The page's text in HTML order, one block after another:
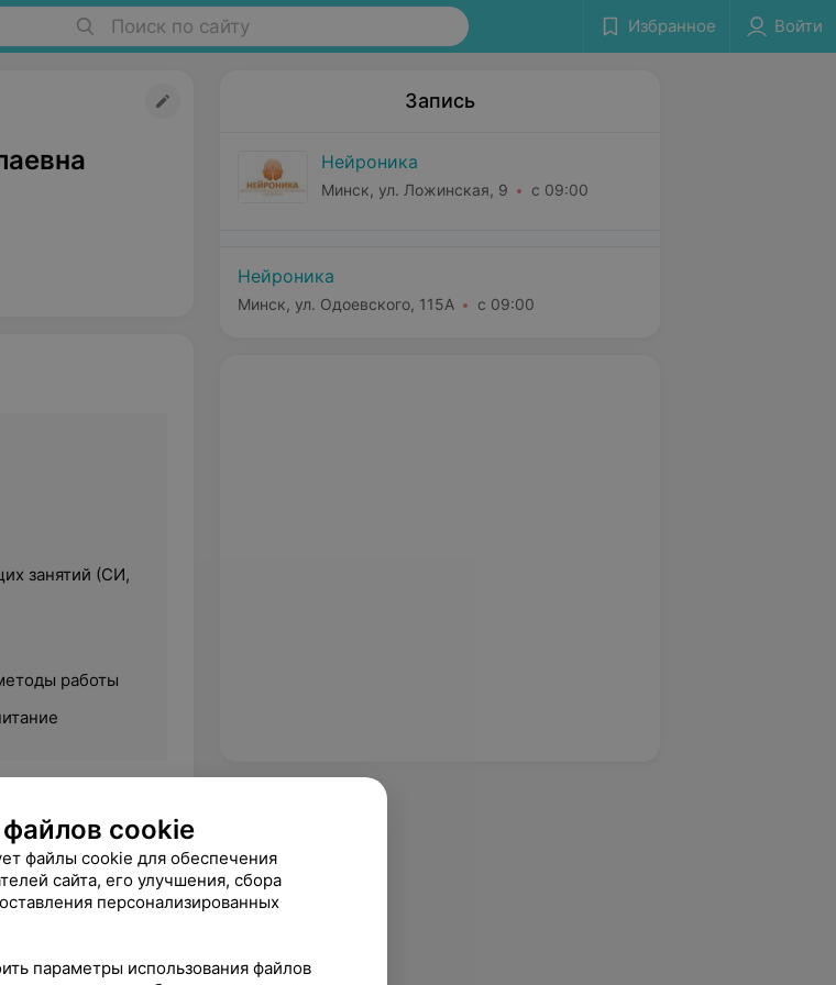
Поиск по сайту Избранное Войти
занятий (СИ,
работы
Скорины,
«социальная
Запись
Нейроника
Минск, ул. Ложинская, 9 с 09:00
Нейроника
Минск, ул. Одоевского, 115А с 09:00
cookie
файлы cookie для обеспечения
сайта, его улучшения, сбора
персонализированных
параметры использования файлов